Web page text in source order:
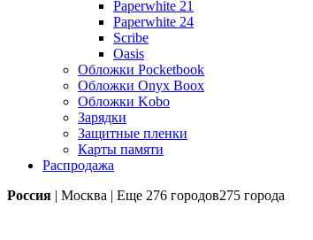
Paperwhite 21
Paperwhite 24
Scribe
Oasis
Обложки Pocketbook
Обложки Onyx Boox
Обложки Kobo
Зарядки
Защитные пленки
Карты памяти
Распродажа
Россия | Москва | Еще 276 городов275 города